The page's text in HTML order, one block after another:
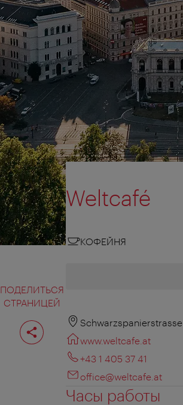
ПОДЕЛИТЬСЯ
СТРАНИЦЕЙ
Поделиться
страницей
Weltcafé
КОФЕЙНЯ
www.weltcafe.at
+43 1 405 37 41
office@weltcafe.at
Часы работы